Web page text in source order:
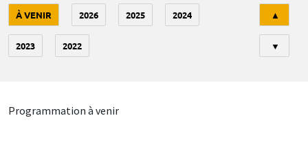
À VENIR 2026 2025 2024
2023 2022
▲
▼
Programmation à venir